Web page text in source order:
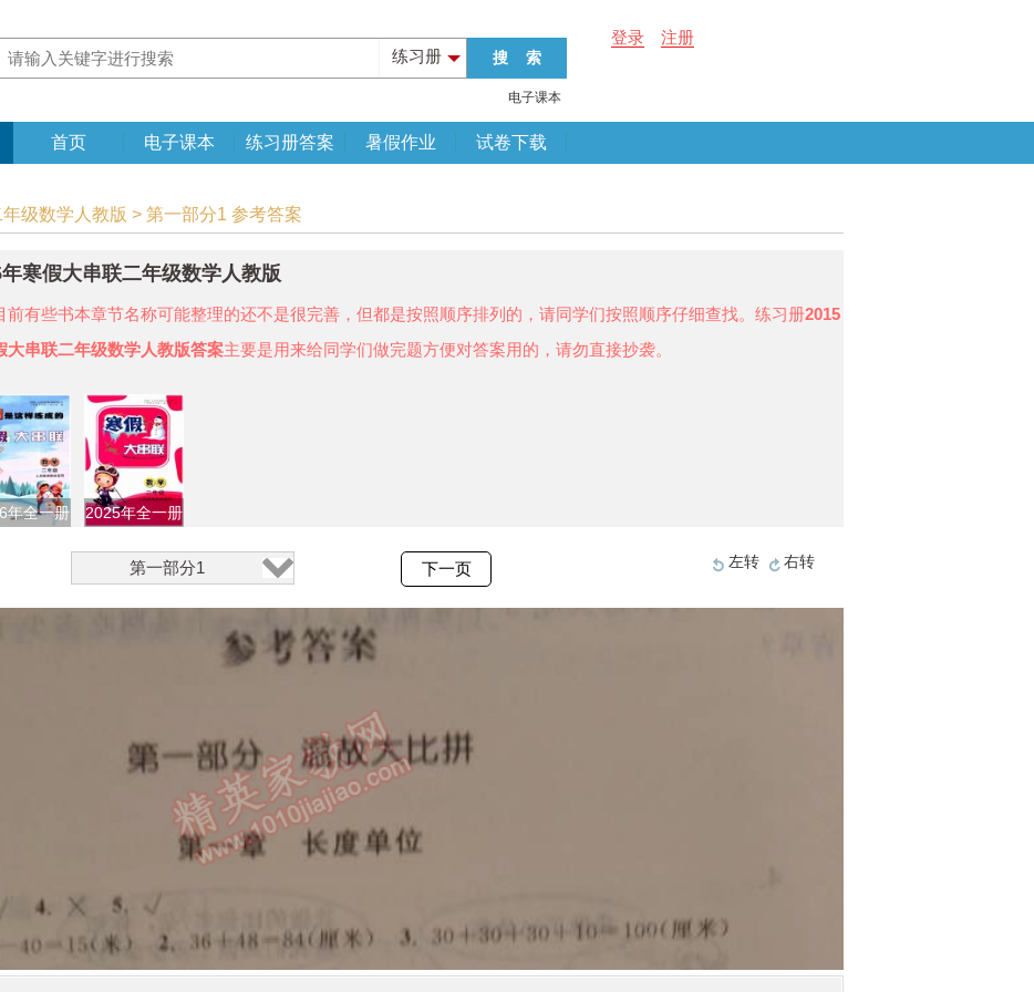
练习册
电子课本
登录 注册
首页 电子课本 练习册答案 暑假作业 试卷下载
级数学人教版 > 第一部分1 参考答案
寒假大串联二年级数学人教版
前有些书本章节名称可能整理的还不是很完善，但都是按照顺序排列的，请同学们按照顺序仔细查找。练习册2015
大串联二年级数学人教版答案主要是用来给同学们做完题方便对答案用的，请勿直接抄袭。
年全一册 2025年全一册
第一部分1 下一页 左转 右转